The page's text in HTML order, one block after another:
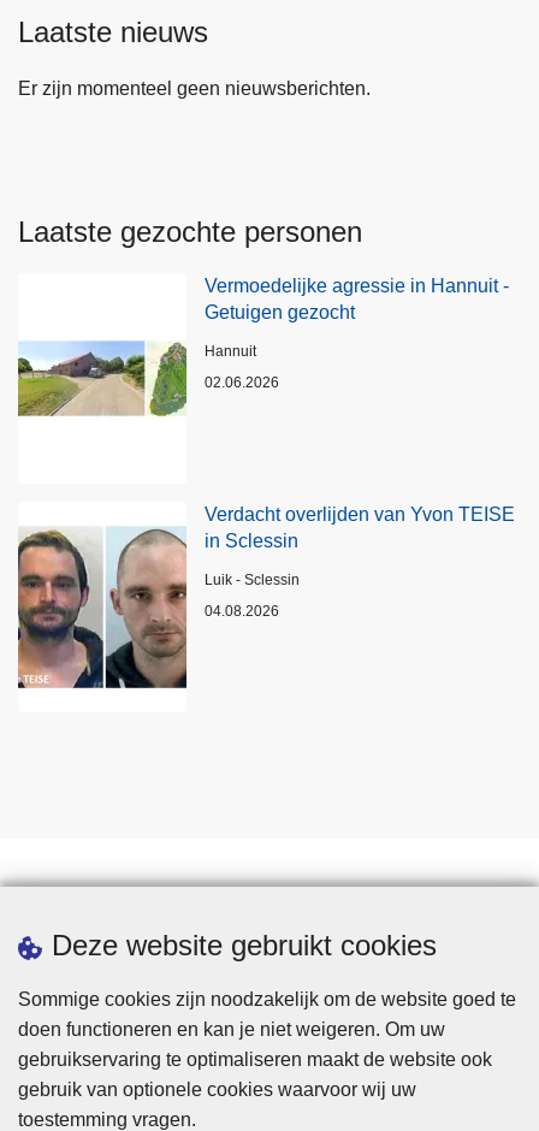
Deze website gebruikt cookies
Sommige cookies zijn noodzakelijk om de website goed te
doen functioneren en kan je niet weigeren. Om uw
gebruikservaring te optimaliseren maakt de website ook
gebruik van optionele cookies waarvoor wij uw
toestemming vragen.
Laatste nieuws
Er zijn momenteel geen nieuwsberichten.
Laatste gezochte personen
Vermoedelijke agressie in Hannuit -
Getuigen gezocht
Plaats
Hannuit
02.06.2026
Verdacht overlijden van Yvon TEISE
in Sclessin
Plaats
Luik - Sclessin
04.08.2026